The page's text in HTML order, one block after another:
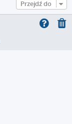
Przejdź do